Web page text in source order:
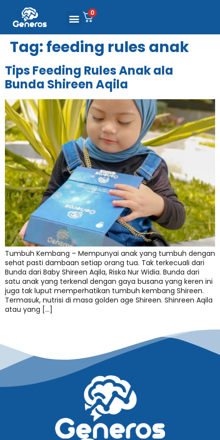
0
Tag:feeding rules anak
Tips Feeding Rules Anak ala
Bunda Shireen Aqila
Tumbuh Kembang – Mempunyai anak yang tumbuh dengan
sehat pasti dambaan setiap orang tua. Tak terkecuali dari
Bunda dari Baby Shireen Aqila, Riska Nur Widia. Bunda dari
satu anak yang terkenal dengan gaya busana yang keren ini
juga tak luput memperhatikan tumbuh kembang Shireen.
Termasuk, nutrisi di masa golden age Shireen. Shinreen Aqila
atau yang […]